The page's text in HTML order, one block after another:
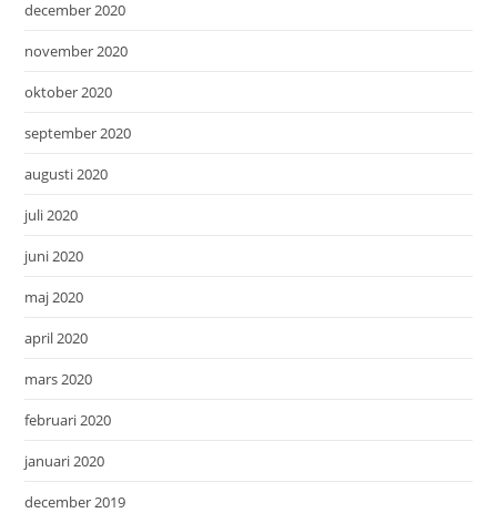
december 2020
november 2020
oktober 2020
september 2020
augusti 2020
juli 2020
juni 2020
maj 2020
april 2020
mars 2020
februari 2020
januari 2020
december 2019